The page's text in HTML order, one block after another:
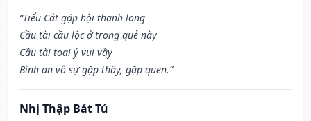
“Tiểu Cát gặp hội thanh long
Cầu tài cầu lộc ở trong quẻ này
Cầu tài toại ý vui vầy
Bình an vô sự gặp thầy, gặp quen.”
Nhị Thập Bát Tú